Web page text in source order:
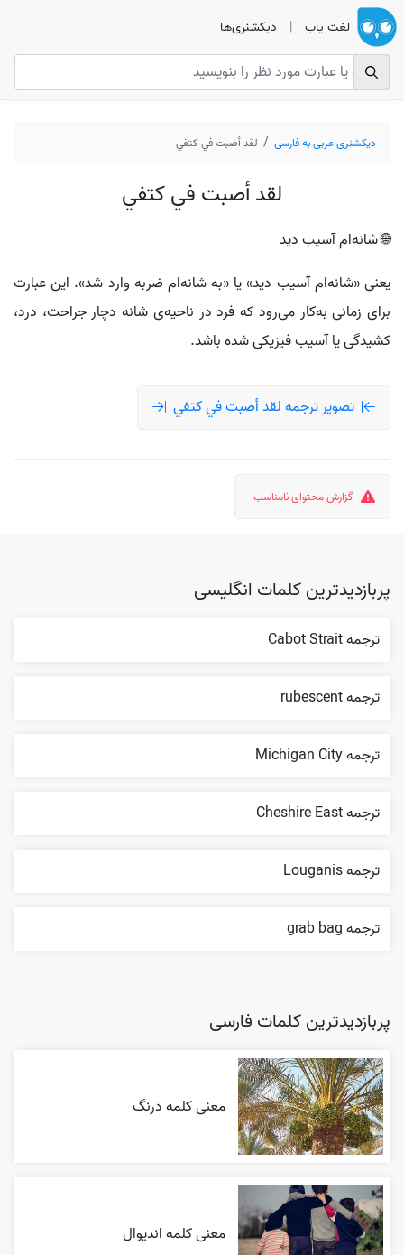
لغت یاب | دیکشنری‌ها
دیکشنری عربی به فارسی لقد أصبت في كتفي
لقد أصبت في كتفي
🌐 شانه‌ام آسیب دید
یعنی «شانه‌ام آسیب دید» یا «به شانه‌ام ضربه وارد شد». این عبارت
برای زمانی به‌کار می‌رود که فرد در ناحیه‌ی شانه دچار جراحت، درد،
کشیدگی یا آسیب فیزیکی شده باشد.
تصویر ترجمه لقد أصبت في كتفي
گزارش محتوای نامناسب
پربازدیدترین کلمات انگلیسی
ترجمه Cabot Strait
ترجمه rubescent
ترجمه Michigan City
ترجمه Cheshire East
ترجمه Louganis
ترجمه grab bag
پربازدیدترین کلمات فارسی
معنی کلمه درنگ
معنی کلمه اندیوال